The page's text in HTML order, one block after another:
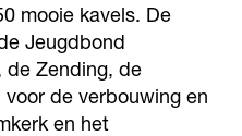
mooie kavels. De
Jeugdbond
de Zending, de
de verbouwing en
en het